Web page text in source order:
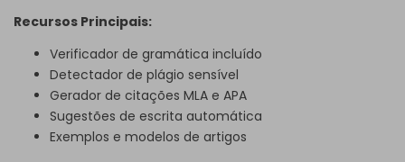
Recursos Principais:
Verificador de gramática incluído
Detectador de plágio sensível
Gerador de citações MLA e APA
Sugestões de escrita automática
Exemplos e modelos de artigos